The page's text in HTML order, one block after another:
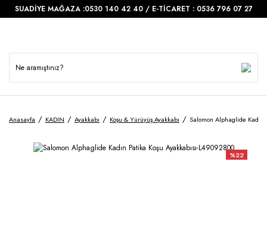
SUADİYE MAĞAZA :0530 140 42 40 / E-TİCARET : 0536 796 07 27
Anasayfa KADIN Ayakkabı Koşu & Yürüyüş Ayakkabı Salomon Alphaglide Kadın
%22